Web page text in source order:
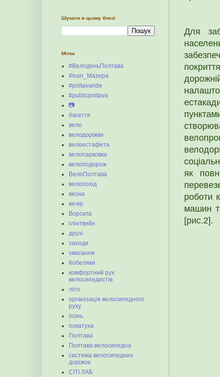
Для
як
роботи
машин
[рис.2].
Шукати в цьому блозі
Мітки
#ВелоденьПолтава
#Ivan_Mazepa
#poltavaride
#publicpoltava
📷
багаття
вело
велодоріжки
велоестафета
велопарковка
велоподорож
ВелоПолтава
велопохід
весна
вечір
Ворскла
глінтвейн
друзі
заходи
змагання
Кобеляки
комфортний рух
велосипедистів
літо
організація велосипедного
руху
осінь
покатуха
Полтава
Полтава велосипедна
система велосипедних
доріжок
СІТІ ЛАБ